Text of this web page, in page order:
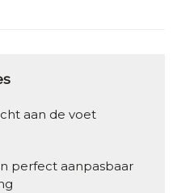
aan de voet
perfect aanpasbaar